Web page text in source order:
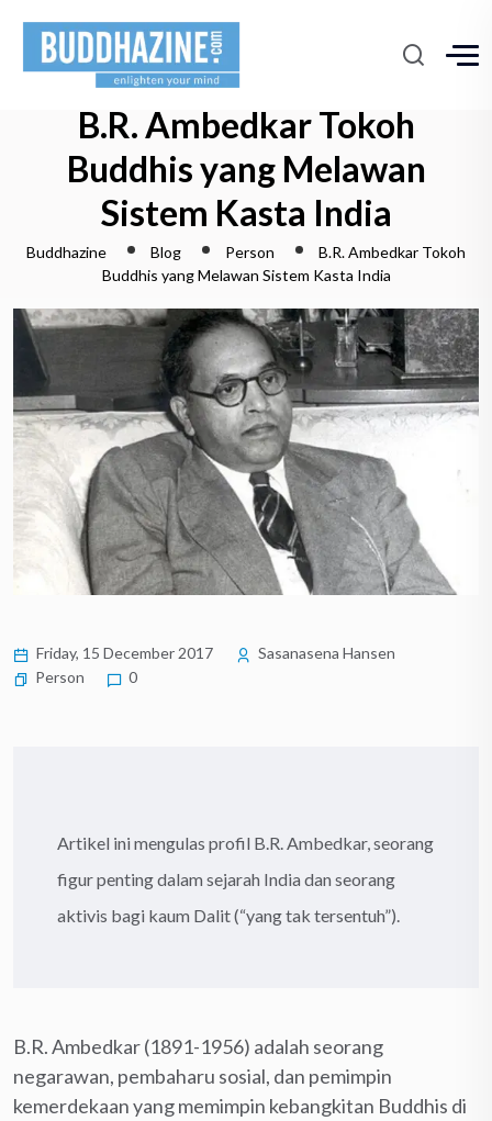
B.R. Ambedkar Tokoh
Buddhis yang Melawan
Sistem Kasta India
Buddhazine Blog Person
B.R. Ambedkar Tokoh
Buddhis yang Melawan Sistem Kasta India
Friday, 15 December 2017
Sasanasena Hansen
Person
0
Artikel ini mengulas profil B.R. Ambedkar, seorang
figur penting dalam sejarah India dan seorang
aktivis bagi kaum Dalit (“yang tak tersentuh”).
B.R. Ambedkar (1891-1956) adalah seorang
negarawan, pembaharu sosial, dan pemimpin
kemerdekaan yang memimpin kebangkitan Buddhis di